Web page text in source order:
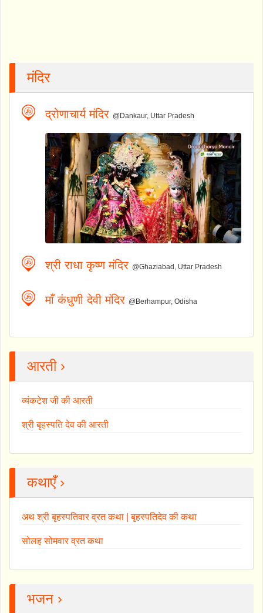
मंदिर
द्रोणाचार्य मंदिर @Dankaur, Uttar Pradesh
श्री राधा कृष्ण मंदिर @Ghaziabad, Uttar Pradesh
माँ कंधुणी देवी मंदिर @Berhampur, Odisha
आरती ›
व्यंकटेश जी की आरती
श्री बृहस्पति देव की आरती
कथाएँ ›
अथ श्री बृहस्पतिवार व्रत कथा | बृहस्पतिदेव की कथा
सोलह सोमवार व्रत कथा
भजन ›